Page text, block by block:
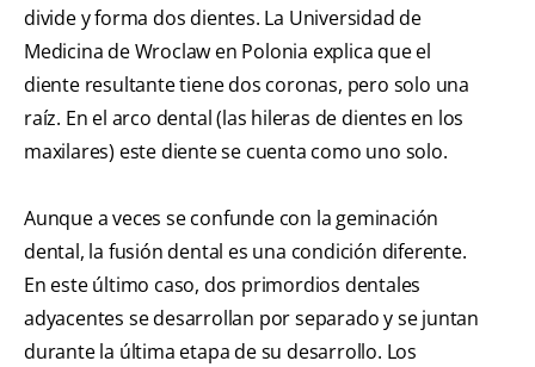
divide y forma dos dientes. La Universidad de
Medicina de Wroclaw en Polonia explica que el
diente resultante tiene dos coronas, pero solo una
raíz. En el arco dental (las hileras de dientes en los
maxilares) este diente se cuenta como uno solo.
Aunque a veces se confunde con la geminación
dental, la fusión dental es una condición diferente.
En este último caso, dos primordios dentales
adyacentes se desarrollan por separado y se juntan
durante la última etapa de su desarrollo. Los